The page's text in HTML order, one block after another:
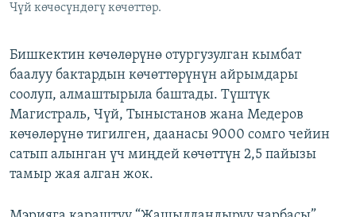
Чүй көчөсүндөгү көчөттөр.
Бишкектин көчөлөрүнө отургузулган кымбат
баалуу бактардын көчөттөрүнүн айрымдары
соолуп, алмаштырыла баштады. Түштүк
Магистраль, Чүй, Тыныстанов жана Медеров
көчөлөрүнө тигилген, даанасы 9000 сомго чейин
сатып алынган үч миңдей көчөттүн 2,5 пайызы
тамыр жая алган жок.